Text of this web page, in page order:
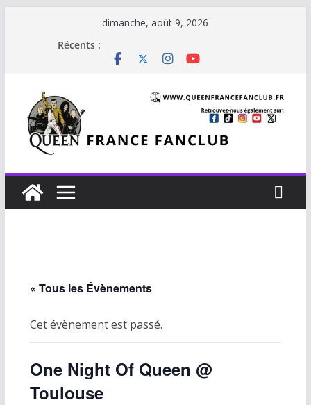
dimanche, août 9, 2026
Récents :
« Tous les Évènements
Cet évènement est passé.
One Night Of Queen @
Toulouse